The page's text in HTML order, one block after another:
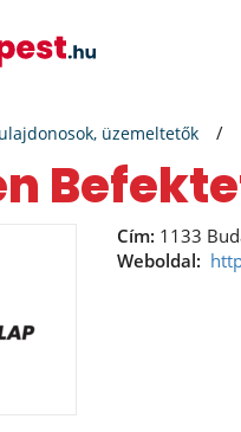
üzemeltetők
Cím: 1133
Weboldal: